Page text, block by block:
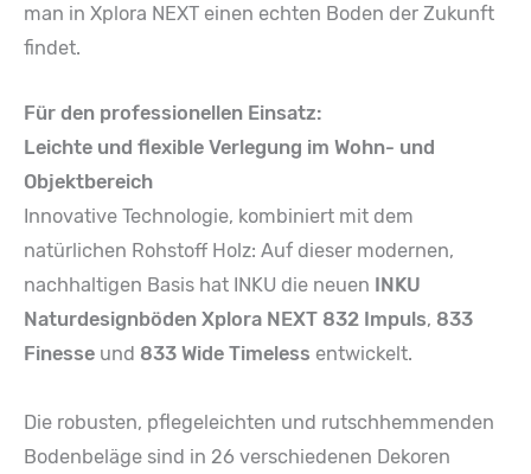
man in Xplora NEXT einen echten Boden der Zukunft
findet.
Für den professionellen Einsatz:
Leichte und flexible Verlegung im Wohn- und
Objektbereich
Innovative Technologie, kombiniert mit dem
natürlichen Rohstoff Holz: Auf dieser modernen,
nachhaltigen Basis hat INKU die neuen INKU
Naturdesignböden Xplora NEXT 832 Impuls, 833
Finesse und 833 Wide Timeless entwickelt.
Die robusten, pflegeleichten und rutschhemmenden
Bodenbeläge sind in 26 verschiedenen Dekoren